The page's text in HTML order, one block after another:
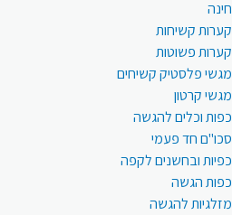
חינה
קערות קשיחות
קערות פשוטות
מגשי פלסטיק קשיחים
מגשי קרטון
כפות וכלים להגשה
סכו"ם חד פעמי
כפיות ובחשנים לקפה
כפות הגשה
מזלגיות להגשה